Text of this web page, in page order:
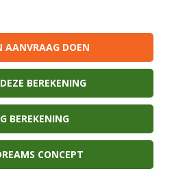
AANVRAAG DOEN
BEREKENING
BEREKENING
CONCEPT